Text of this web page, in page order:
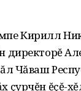
Кирилл
директорĕ
Чăваш
çурчĕн ĕçĕ-